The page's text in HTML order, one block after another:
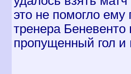
это не помогло
тренера
пропущенный гол и